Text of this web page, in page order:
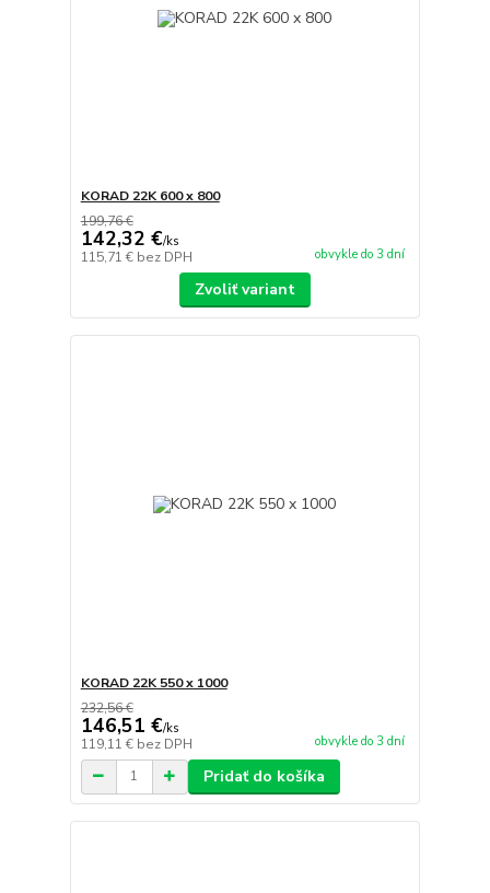
KORAD 22K 600 x 800
199,76 €
142,32 €/ks
115,71 € bez DPH obvykle do 3 dní
Zvoliť variant
KORAD 22K 550 x 1000
232,56 €
146,51 €/ks
119,11 € bez DPH obvykle do 3 dní
Pridať do košíka